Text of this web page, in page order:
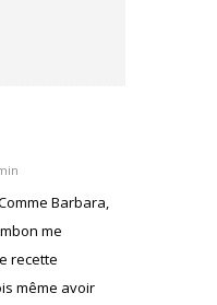
Barbara,
me
recette
même avoir